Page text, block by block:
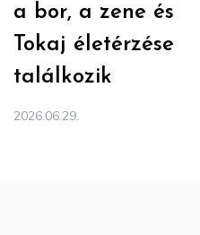
a bor, a zene és
Tokaj életérzése
találkozik
2026.06.29.